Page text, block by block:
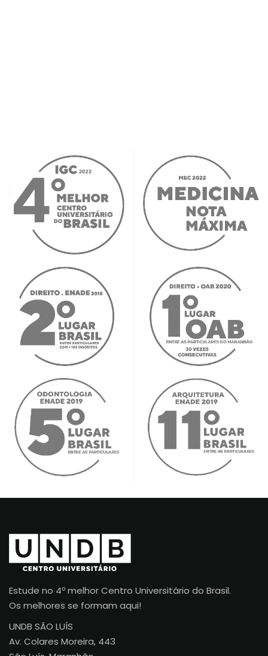
Estude no 4º melhor Centro Universitário do Brasil.
Os melhores se formam aqui!
UNDB SÃO LUÍS
Av. Colares Moreira, 443